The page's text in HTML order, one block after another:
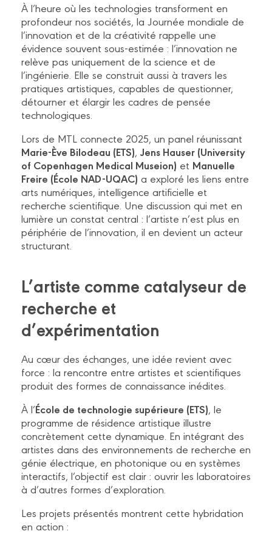
À l’heure où les technologies transforment en
profondeur nos sociétés, la Journée mondiale de
l’innovation et de la créativité rappelle une
évidence souvent sous-estimée : l’innovation ne
relève pas uniquement de la science et de
l’ingénierie. Elle se construit aussi à travers les
pratiques artistiques, capables de questionner,
détourner et élargir les cadres de pensée
technologiques.
Lors de MTL connecte 2025, un panel réunissant
Marie-Ève Bilodeau (ETS), Jens Hauser (University
of Copenhagen Medical Museion) et Manuelle
Freire (École NAD-UQAC) a exploré les liens entre
arts numériques, intelligence artificielle et
recherche scientifique. Une discussion qui met en
lumière un constat central : l’artiste n’est plus en
périphérie de l’innovation, il en devient un acteur
structurant.
L’artiste comme catalyseur de
recherche et
d’expérimentation
Au cœur des échanges, une idée revient avec
force : la rencontre entre artistes et scientifiques
produit des formes de connaissance inédites.
À l’École de technologie supérieure (ETS), le
programme de résidence artistique illustre
concrètement cette dynamique. En intégrant des
artistes dans des environnements de recherche en
génie électrique, en photonique ou en systèmes
interactifs, l’objectif est clair : ouvrir les laboratoires
à d’autres formes d’exploration.
Les projets présentés montrent cette hybridation
en action :